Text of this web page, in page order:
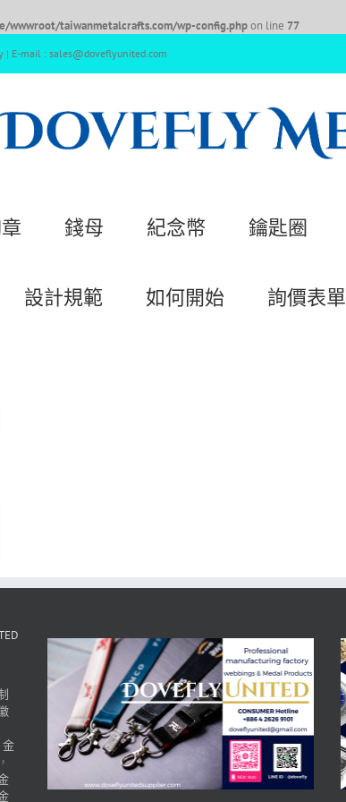
wwwroot/taiwanmetalcrafts.com/wp-config.phpon line 77
| E-mail : sales@doveflyunited.com
錢母 紀念幣 鑰匙圈
設計規範 如何開始 詢價表單
金
，